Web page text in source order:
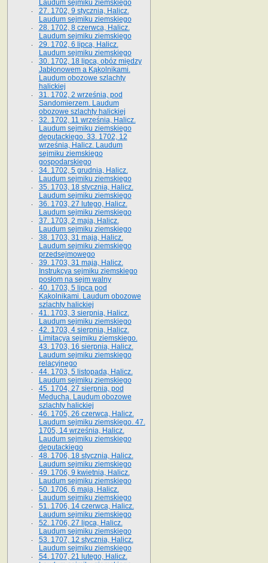
Laudum sejmiku ziemskiego
27. 1702, 9 stycznia, Halicz.
Laudum sejmiku ziemskiego
28. 1702, 8 czerwca, Halicz.
Laudum sejmiku ziemskiego
29. 1702, 6 lipca, Halicz.
Laudum sejmiku ziemskiego
30. 1702, 18 lipca, obóz między
Jabłonowem a Kąkolnikami.
Laudum obozowe szlachty
halickiej
31. 1702, 2 września, pod
Sandomierzem. Laudum
obozowe szlachty halickiej
32. 1702, 11 września, Halicz.
Laudum sejmiku ziemskiego
deputackiego. 33. 1702, 12
września, Halicz. Laudum
sejmiku ziemskiego
gospodarskiego
34. 1702, 5 grudnia, Halicz.
Laudum sejmiku ziemskiego
35. 1703, 18 stycznia, Halicz.
Laudum sejmiku ziemskiego
36. 1703, 27 lutego, Halicz.
Laudum sejmiku ziemskiego
37. 1703, 2 maja, Halicz.
Laudum sejmiku ziemskiego
38. 1703, 31 maja, Halicz.
Laudum sejmiku ziemskiego
przedsejmowego
39. 1703, 31 maja, Halicz.
Instrukcya sejmiku ziemskiego
posłom na sejm walny
40. 1703, 5 lipca pod
Kąkolnikami. Laudum obozowe
szlachty halickiej
41­. 1703, 3 sierpnia, Halicz.
Laudum sejmiku ziemskiego
42. 1703, 4 sierpnia, Halicz.
Limitacya sejmiku ziemskiego.
43. 1703, 16 sierpnia, Halicz.
Laudum sejmiku ziemskiego
relacyjnego
44. 1703, 5 listopada, Halicz.
Laudum sejmiku ziemskiego
45. 1704, 27 sierpnia, pod
Meduchą. Laudum obozowe
szlachty halickiej
46. 1705, 26 czerwca, Halicz.
Laudum sejmiku ziemskiego. 47.
1705, 14 września, Halicz.
Laudum sejmiku ziemskiego
deputackiego
48. 1706, 18 stycznia, Halicz.
Laudum sejmiku ziemskiego
49. 1706, 9 kwietnia, Halicz.
Laudum sejmiku ziemskiego
50. 1706, 6 maja, Halicz.
Laudum sejmiku ziemskiego
51. 1706, 14 czerwca, Halicz.
Laudum sejmiku ziemskiego
52. 1706, 27 lipca, Halicz.
Laudum sejmiku ziemskiego
53. 1707, 12 stycznia, Halicz.
Laudum sejmiku ziemskiego
54. 1707, 21 lutego, Halicz.